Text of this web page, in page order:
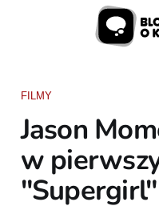
FILMY
Jason
w
"Supergirl"